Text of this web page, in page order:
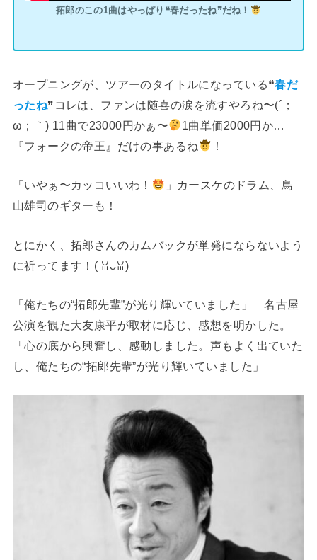
拓郎のこの1曲はやっぱり❝春だったね❞だね！
オープニングが、ツアーのタイトルになっている❝春だ
ったね❞コレは、ファンは随喜の涙を流すやろね〜(´；
ω；｀) 11曲で23000円かぁ〜
1曲単価2000円か…
『フォークの帝王』だけの事あるね
！
「いやぁ〜カッコいいわ！
」カースケのドラム、鳥
山雄司のギターも！
とにかく、拓郎さんのカムバックが単発にならないよう
に祈ってます！(⁠ ⁠ꈍ⁠ᴗ⁠ꈍ⁠)
「俺たちの“拓郎先輩”が光り輝いていました」 名古屋
公演を観た大友康平が取材に応じ、感想を明かした。
「心の底から興奮し、感動しました。声もよく出ていた
し、俺たちの“拓郎先輩”が光り輝いていました」